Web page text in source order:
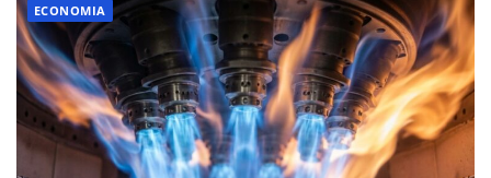
ECONOMIA